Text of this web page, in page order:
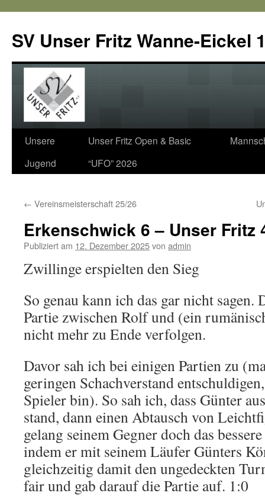
SV Unser Fritz Wanne-Eickel
Zum
Inhalt
Unsere
Jugend
Unser Fritz Open & Basic
“UFO” 2026
← Vereinsmeisterschaft 25/26
Erkenschwick 6 – Unser Fritz
Publiziert am 12. Dezember 2025von admin
Zwillinge erspielten den Sieg
So genau kann ich das gar nicht sagen.
Partie zwischen Rolf und (ein
nicht mehr zu Ende verfolgen.
Davor sah ich bei einigen Partien zu
geringen Schachverstand
Spieler bin). So sah ich, dass Günter
stand, dann einen Abtausch von
gelang seinem Gegner doch das
indem er mit seinem Läufer Günters
gleichzeitig damit den ungedeckten
fair und gab darauf die Partie auf. 1:0